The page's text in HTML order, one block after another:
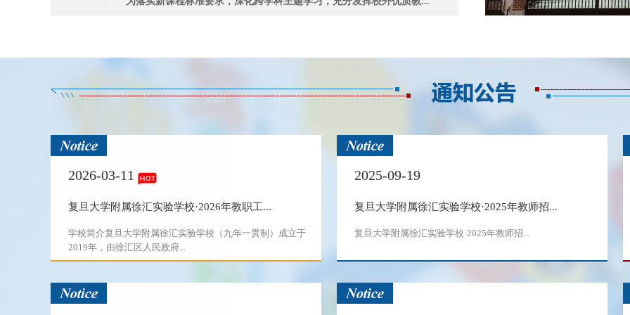
2026-03-11
复旦大学附属徐汇实验学校·2026年教职工...
学校简介复旦大学附属徐汇实验学校（九年一贯制）成立于
2019年，由徐汇区人民政府...
2025-09-19
复旦大学附属徐汇实验学校·2025年教师招...
复旦大学附属徐汇实验学校·2025年教师招...